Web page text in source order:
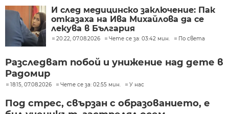
И след медицинско заключение: Пак
отказаха на Ива Михайлова да се
лекува в България
20:22, 07.08.2026 Чете се за: 03:42 мин. По света
Разследват побой и унижение над дете в
Радомир
18:15, 07.08.2026 Чете се за: 02:55 мин. У нас
Под стрес, свързан с образованието, е